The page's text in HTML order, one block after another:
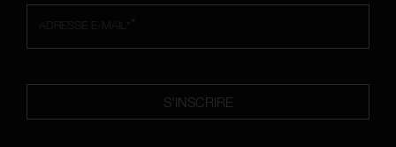
*
ADRESSE E-MAIL*
S'INSCRIRE